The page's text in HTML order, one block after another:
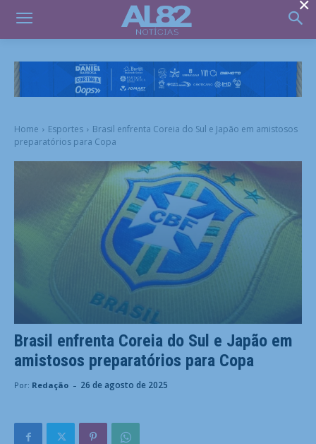
Home Esportes
Brasil enfrenta Coreia do Sul e Japão em amistosos
preparatórios para Copa
Brasil enfrenta Coreia do Sul e Japão em
amistosos preparatórios para Copa
Por: Redação - 26 de agosto de 2025